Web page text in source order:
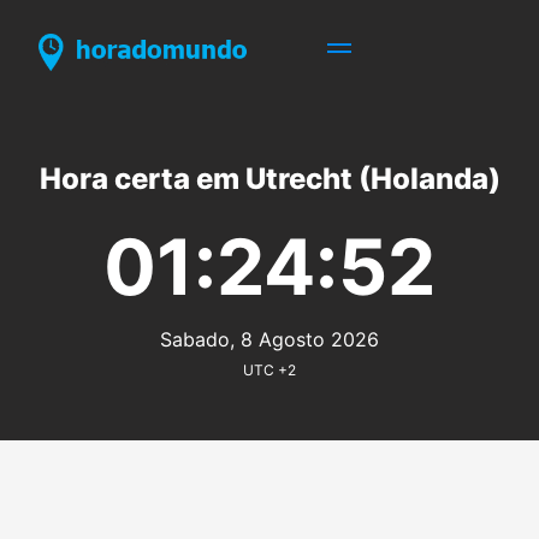
Hora certa em Utrecht (Holanda)
01:24:52
Sabado, 8 Agosto 2026
UTC +2